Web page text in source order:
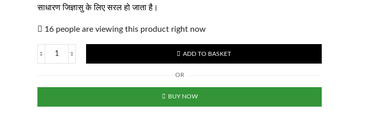
साधारण जिज्ञासु के लिए सरल हो जाता है।
16 people are viewing this product right now
ADD TO BASKET
OR
BUY NOW